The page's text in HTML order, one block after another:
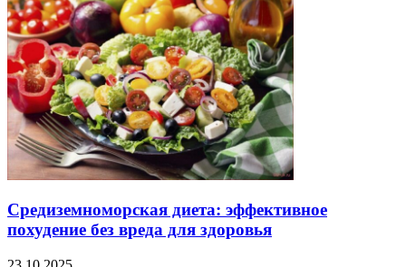
Средиземноморская диета: эффективное
похудение без вреда для здоровья